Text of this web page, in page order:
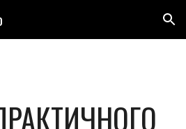
Skip to navigation